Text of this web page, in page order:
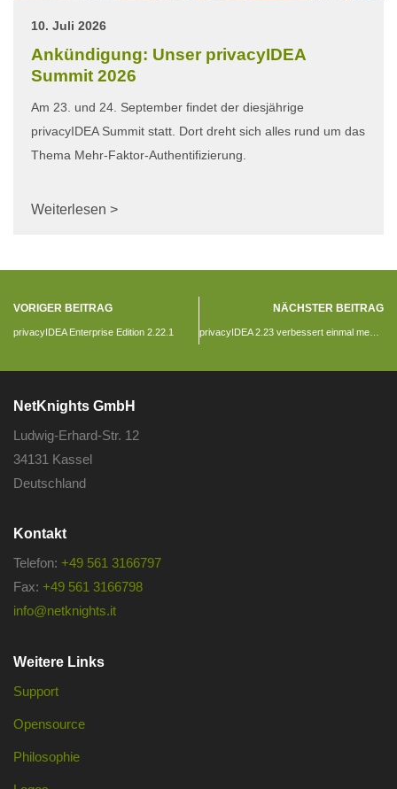
10. Juli 2026
Ankündigung: Unser privacyIDEA
Summit 2026
Am 23. und 24. September findet der diesjährige
privacyIDEA Summit statt. Dort dreht sich alles rund um das
Thema Mehr-Faktor-Authentifizierung.
Weiterlesen >
VORIGER BEITRAG
privacyIDEA Enterprise Edition 2.22.1
NÄCHSTER BEITRAG
privacyIDEA 2.23 verbessert einmal mehr die Einbindung in automatisierte Prozesse
NetKnights GmbH
Ludwig-Erhard-Str. 12
34131 Kassel
Deutschland
Kontakt
Telefon: +49 561 3166797
Fax: +49 561 3166798
info@netknights.it
Weitere Links
Support
Opensource
Philosophie